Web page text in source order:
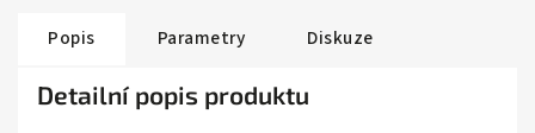
Popis Parametry Diskuze
Detailní popis produktu